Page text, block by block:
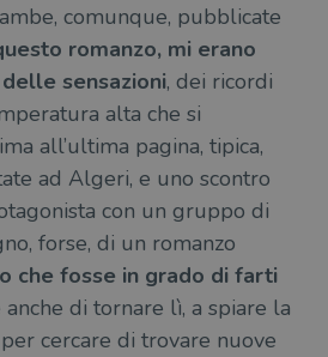
comunque, pubblicate
romanzo, mi erano
sensazioni, dei ricordi
alta che si
all’ultima pagina, tipica,
ad Algeri, e uno scontro
con un gruppo di
forse, di un romanzo
che fosse in grado di farti
anche di tornare lì, a spiare la
cercare di trovare nuove